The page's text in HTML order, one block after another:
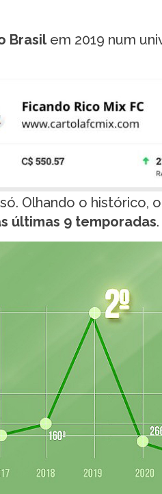
Brasil em 2019 num
Olhando o histórico,
últimas 9 temporadas.